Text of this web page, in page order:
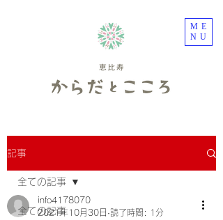
ME
NU
記事
全ての記事
全ての記事
info4178070
2021年10月30日 読了時間: 1分